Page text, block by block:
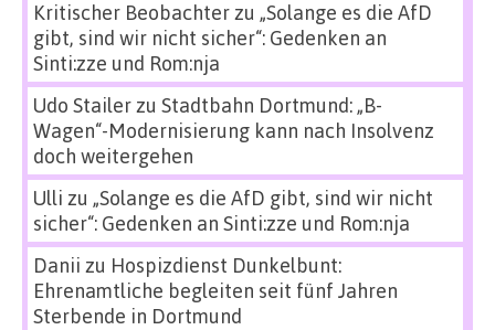
Kritischer Beobachterzu „Solange es die AfD
gibt, sind wir nicht sicher“: Gedenken an
Sinti:zze und Rom:nja
Udo Stailerzu Stadtbahn Dortmund: „B-
Wagen“-Modernisierung kann nach Insolvenz
doch weitergehen
Ulli zu „Solange es die AfD gibt, sind wir nicht
sicher“: Gedenken an Sinti:zze und Rom:nja
Danii zu Hospizdienst Dunkelbunt:
Ehrenamtliche begleiten seit fünf Jahren
Sterbende in Dortmund